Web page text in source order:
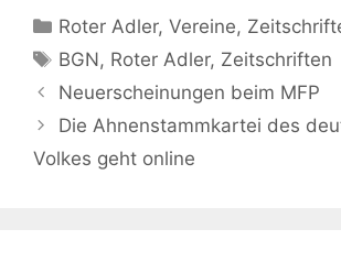
Kategorien
Roter Adler,Vereine,
Schlagwörter
BGN, Roter Adler, Zeitschriften
Neuerscheinungen beim MFP
Die Ahnenstammkartei des
Volkes geht online